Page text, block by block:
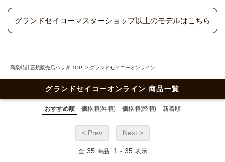
グランドセイコーマスターショップ以上のモデルはこちら
高級時計正規販売店ハラダ TOP > グランドセイコーオンライン
グランドセイコーオンライン 商品一覧
おすすめ順 価格順(昇順) 価格順(降順) 新着順
< Prev Next >
全 35 商品 1 - 35 表示